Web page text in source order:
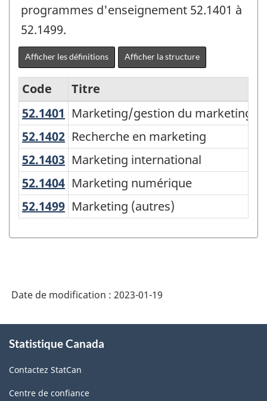
programmes d'enseignement 52.1401 à
52.1499.
Afficher les définitions Afficher la structure
Variante
de
la
Classification
des
programmes
d'enseignement
2021
pour
regroupements
principaux
Code
Titre
52.1401 Marketing/gestion du marketing
Marketing/gestion du marketing
52.1402 Recherche en marketing
Recherche en marketing
52.1403 Marketing international
Marketing international
52.1404 Marketing numérique
Marketing numérique
52.1499 Marketing (autres)
Marketing (autres)
Date de modification : 2023-01-19
propos
ce
site
Statistique Canada
Contactez StatCan
Centre de confiance